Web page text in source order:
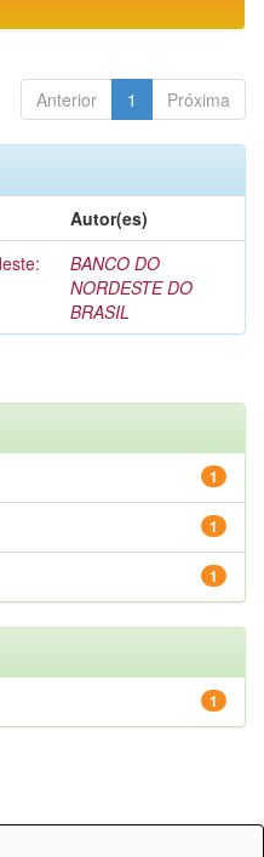
Anterior 1 Próxima
Autor(es)
BANCO DO
NORDESTE DO
BRASIL
1
1
1
1